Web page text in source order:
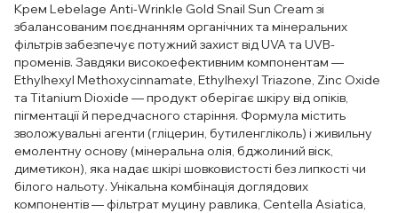
Крем Lebelage Anti-Wrinkle Gold Snail Sun Cream зі
збалансованим поєднанням органічних та мінеральних
фільтрів забезпечує потужний захист від UVA та UVB-
променів. Завдяки високоефективним компонентам —
Ethylhexyl Methoxycinnamate, Ethylhexyl Triazone, Zinc Oxide
та Titanium Dioxide — продукт оберігає шкіру від опіків,
пігментації й передчасного старіння. Формула містить
зволожувальні агенти (гліцерин, бутиленгліколь) і живильну
емолентну основу (мінеральна олія, бджолиний віск,
диметикон), яка надає шкірі шовковистості без липкості чи
білого нальоту. Унікальна комбінація доглядових
компонентів — фільтрат муцину равлика, Centella Asiatica,